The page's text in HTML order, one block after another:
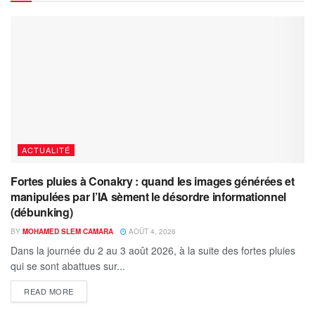
ACTUALITÉ
Fortes pluies à Conakry : quand les images générées et
manipulées par l’IA sèment le désordre informationnel
(débunking)
BY MOHAMED SLEM CAMARA AOÛT 4, 2026
Dans la journée du 2 au 3 août 2026, à la suite des fortes pluies
qui se sont abattues sur...
READ MORE